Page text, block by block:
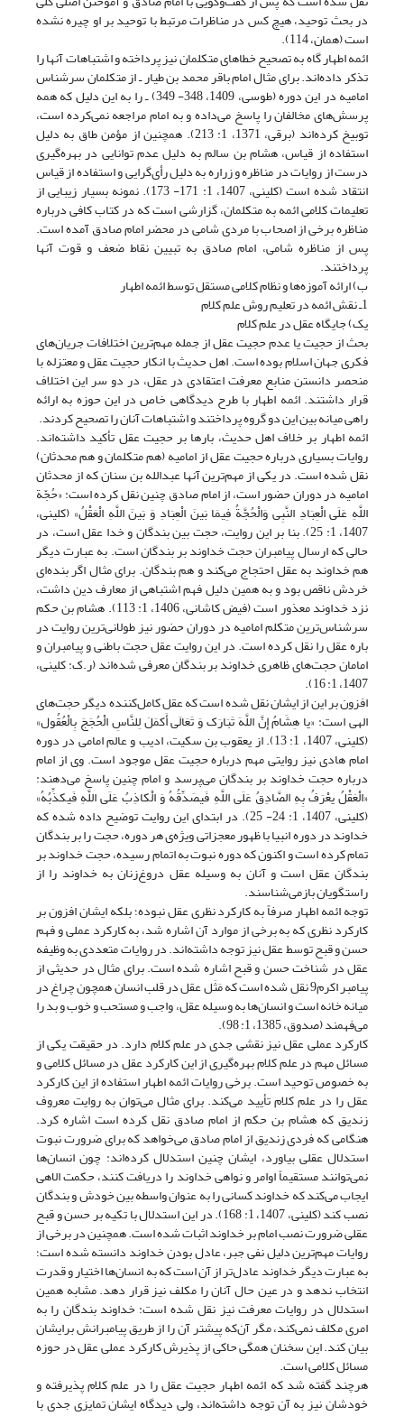
در بحث توحید، هیچ کس در مناظرات مرتبط با توحید بر او چیره نشده
است (همان، 114).
ائمه اطهار گاه به تصحیح خطاهای متکلمان نیز پرداخته و اشتباهات آنها را
تذکر داده‌اند. برای مثال امام باقر محمد بن طیار ـ از متکلمان سرشناس
امامیه در این دوره (طوسی، 1409، 348- 349) ـ را به این دلیل که همه
پرسش‌های مخالفان را پاسخ می‌داده و به امام مراجعه نمی‌کرده است،
توبیخ کرده‌اند (برقی، 1371، 1: 213). همچنین از مؤمن طاق به دلیل
استفاده از قیاس، هشام بن سالم به دلیل عدم توانایی در بهره‌گیری
درست از روایات در مناظره و زراره به دلیل رأی‌گرایی و استفاده از قیاس
انتقاد شده است (کلینی، 1407، 1: 171- 173). نمونه بسیار زیبایی از
تعلیمات کلامی ائمه به متکلمان، گزارشی است که در کتاب کافی درباره
مناظره برخی از اصحاب با مردی شامی در محضر امام صادق آمده است.
پس از مناظره شامی، امام صادق به تبیین نقاط ضعف و قوت آنها
پرداختند.
ب) ارائه آموزه‌ها و نظام کلامی مستقل توسط ائمه اطهار
1ـ نقش ائمه در تعلیم روش علم کلام
یک) جایگاه عقل در علم کلام
بحث از حجیت یا عدم حجیت عقل از جمله مهم‌ترین اختلافات جریان‌های
فکری جهان اسلام بوده است. اهل حدیث با انکار حجیت عقل و معتزله با
منحصر دانستن منابع معرفت اعتقادی در عقل، در دو سر این اختلاف
قرار داشتند. ائمه اطهار با طرح دیدگاهی خاص در این حوزه به ارائه
راهی میانه بین این دو گروه پرداختند و اشتباهات آنان را تصحیح کردند.
ائمه اطهار بر خلاف اهل حدیث، بارها بر حجیت عقل تأکید داشته‌اند.
روایات بسیاری درباره حجیت عقل از امامیه (هم متکلمان و هم محدثان)
نقل شده است. در یکی از مهم‌ترین آنها عبدالله بن سنان که از محدثان
امامیه در دوران حضور است، از امام صادق چنین نقل کرده است: «حُجّة
اللَّهِ عَلَى الْعِبَادِ النَّبِی وَالْحُجَّةُ فِیمَا بَینَ الْعِبَادِ وَ بَینَ اللَّهِ الْعَقْلُ» (کلینی،
1407، 1: 25). بنا بر این روایت، حجت بین بندگان و خدا عقل است، در
حالی که ارسال پیامبران حجت خداوند بر بندگان است. به عبارت دیگر
هم خداوند به عقل احتجاج می‌کند و هم بندگان. برای مثال اگر بنده‌ای
خردش ناقص بود و به همین دلیل فهم اشتباهی از معارف دین داشت،
نزد خداوند معذور است (فیض کاشانی، 1406، 1: 113). هشام بن حکم
سرشناس‌ترین متکلم امامیه در دوران حضور نیز طولانی‌ترین روایت در
باره عقل را نقل کرده است. در این روایت عقل حجت باطنی و پیامبران و
امامان حجت‌های ظاهری خداوند بر بندگان معرفی شده‌اند (ر.ک: کلینی،
1407، 1: 16).
افزون بر این از ایشان نقل شده است که عقل کامل‌کننده دیگر حجت‌های
الهی است: «یا هِشَامُ إِنَّ اللَّهَ تَبَارَک وَ تَعَالَى أَکمَلَ لِلنَّاسِ الْحُجَجَ‏ بِالْعُقُول‏»
(کلینی، 1407، 1: 13). از یعقوب بن سکیت، ادیب و عالم امامی در دوره
امام هادی نیز روایتی مهم درباره حجیت عقل موجود است. وی از امام
درباره حجت خداوند بر بندگان می‌پرسد و امام چنین پاسخ می‌دهند:
«الْعَقْلُ یعْرَفُ بِهِ الصَّادِقُ عَلَى اللَّهِ فَیصَدِّقُهُ وَ الْکاذِبُ عَلَى اللَّهِ فَیکذِّبُهُ»
(کلینی، 1407، 1: 24- 25). در ابتدای این روایت توضیح داده شده که
خداوند در دوره انبیا با ظهور معجزاتی ویژه‌ی هر دوره، حجت را بر بندگان
تمام کرده است و اکنون که دوره نبوت به اتمام رسیده، حجت خداوند بر
بندگان عقل است و آنان به وسیله عقل دروغ‌زنان به خداوند را از
راستگویان بازمی‌شناسند.
توجه ائمه اطهار صرفاً به کارکرد نظری عقل نبوده؛ بلکه ایشان افزون بر
کارکرد نظری که به برخی از موارد آن اشاره شد، به کارکرد عملی و فهم
حسن و قبح توسط عقل نیز توجه داشته‌اند. در روایات متعددی به وظیفه
عقل در شناخت حسن و قبح اشاره شده است. برای مثال در حدیثی از
پیامبر اکرم9 نقل شده است که مَثَل عقل در قلب انسان همچون چراغ در
میانه خانه است و انسان‌ها به وسیله عقل، واجب و مستحب و خوب و بد را
می‌فهمند (صدوق، 1385، 1: 98).
کارکرد عملی عقل نیز نقشی جدی در علم کلام دارد. در حقیقت یکی از
مسائل مهم در علم کلام بهره‌گیری از این کارکرد عقل در مسائل کلامی و
به خصوص توحید است. برخی روایات ائمه اطهار استفاده از این کارکرد
عقل را در علم کلام تأیید می‌کند. برای مثال می‌توان به روایت معروف
زندیق که هشام بن حکم از امام صادق نقل کرده است اشاره کرد.
هنگامی که فردی زندیق از امام صادق می‌خواهد که برای ضرورت نبوت
استدلال عقلی بیاورد، ایشان چنین استدلال کرده‌اند: چون انسان‌ها
نمی‌توانند مستقیماً اوامر و نواهی خداوند را دریافت کنند، حکمت الاهی
ایجاب می‌کند که خداوند کسانی را به عنوان واسطه بین خودش و بندگان
نصب کند (کلینی، 1407، 1: 168). در این استدلال با تکیه بر حسن و قبح
عقلی ضرورت نصب امام بر خداوند اثبات شده است. همچنین در برخی از
روایات مهم‌ترین دلیل نفی جبر، عادل بودن خداوند دانسته شده است؛
به عبارت دیگر خداوند عادل‌تر از آن است که به انسان‌ها اختیار و قدرت
انتخاب ندهد و در عین حال آنان را مکلف نیز قرار دهد. مشابه همین
استدلال در روایات معرفت نیز نقل شده است: خداوند بندگان را به
امری مکلف نمی‌کند، مگر آن‌که پیشتر آن را از طریق پیامبرانش برایشان
بیان کند. این سخنان همگی حاکی از پذیرش کارکرد عملی عقل در حوزه
مسائل کلامی است.
هرچند گفته شد که ائمه اطهار حجیت عقل را در علم کلام پذیرفته و
خودشان نیز به آن توجه داشته‌اند، ولی دیدگاه ایشان تمایزی جدی با